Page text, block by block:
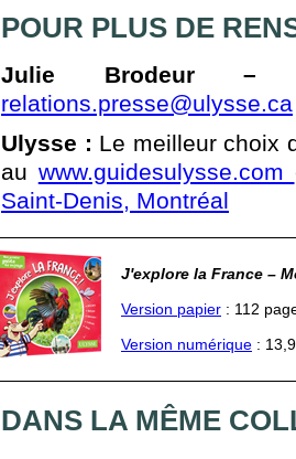
POUR PLUS DE
Julie Brodeur –
relations.presse@ulysse.ca
Ulysse : Le meilleur choix
au www.guidesulysse.com
Saint-Denis, Montréal
J'explore la France –
Version papier : 112
Version numérique :
DANS LA MÊME